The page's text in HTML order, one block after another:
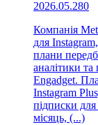
2026.05.280
Компанія
для
плани
аналітики та
Engadget.
Instagram
підписки
місяць, (...)